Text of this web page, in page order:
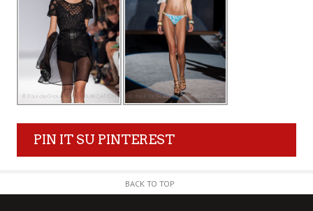
PIN IT SU PINTEREST
BACK TO TOP